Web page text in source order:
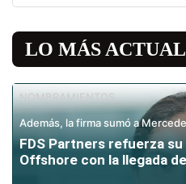
LO MÁS ACTUAL
NOMBRAMIENTOS
Además, la firma sumó a
FDS Partners refuerza su
Offshore con la llegada